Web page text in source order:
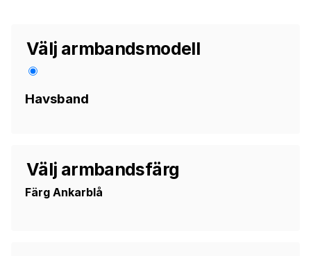
Välj armbandsmodell
Havsband
Välj armbandsfärg
Färg Ankarblå